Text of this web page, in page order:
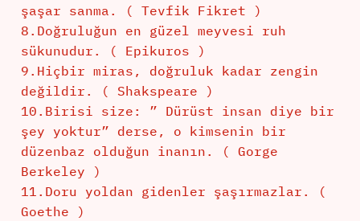
şaşar sanma. ( Tevfik Fikret )
8.Doğruluğun en güzel meyvesi ruh
sükunudur. ( Epikuros )
9.Hiçbir miras, doğruluk kadar zengin
değildir. ( Shakspeare )
10.Birisi size: ” Dürüst insan diye bir
şey yoktur” derse, o kimsenin bir
düzenbaz olduğun inanın. ( Gorge
Berkeley )
11.Doru yoldan gidenler şaşırmazlar. (
Goethe )